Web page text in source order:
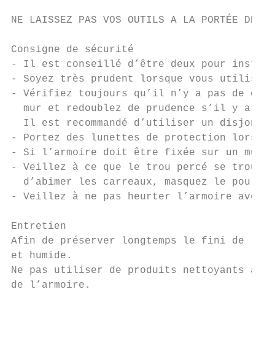
NE LAISSEZ PAS VOS OUTILS A LA PORTÉE DES
Consigne de sécurité
- Il est conseillé d’être deux pour
- Soyez très prudent lorsque vous
- Vérifiez toujours qu’il n’y a pas de
mur et redoublez de prudence s’il y a
Il est recommandé d’utiliser un
- Portez des lunettes de protection
- Si l’armoire doit être fixée sur un mur
- Veillez à ce que le trou percé se trouve
d’abimer les carreaux, masquez le
- Veillez à ne pas heurter l’armoire avec
Entretien
Afin de préserver longtemps le fini de
et humide.
Ne pas utiliser de produits nettoyants
de l’armoire.